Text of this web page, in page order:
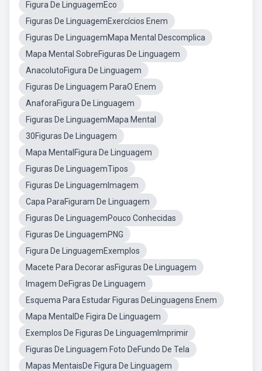
Figura De LinguagemEco
Figuras De LinguagemExercícios Enem
Figuras De LinguagemMapa Mental Descomplica
Mapa Mental SobreFiguras De Linguagem
AnacolutoFigura De Linguagem
Figuras De Linguagem ParaO Enem
AnaforaFigura De Linguagem
Figuras De LinguagemMapa Mental
30Figuras De Linguagem
Mapa MentalFigura De Linguagem
Figuras De LinguagemTipos
Figuras De LinguagemImagem
Capa ParaFiguram De Linguagem
Figuras De LinguagemPouco Conhecidas
Figuras De LinguagemPNG
Figura De LinguagemExemplos
Macete Para Decorar asFiguras De Linguagem
Imagem DeFigras De Linguagem
Esquema Para Estudar Figuras DeLinguagens Enem
Mapa MentalDe Figira De Linguagem
Exemplos De Figuras De LinguagemImprimir
Figuras De Linguagem Foto DeFundo De Tela
Mapas MentaisDe Figura De Linguagem